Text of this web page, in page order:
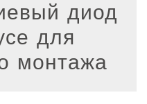
диод
для
монтажа